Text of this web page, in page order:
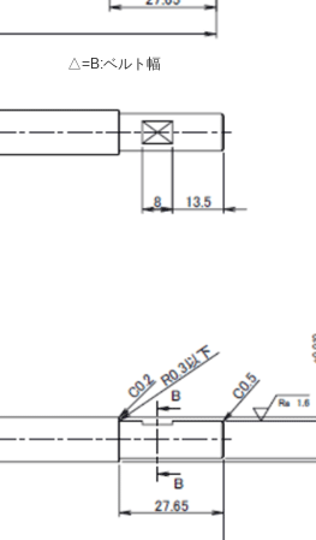
△=B:ベルト幅